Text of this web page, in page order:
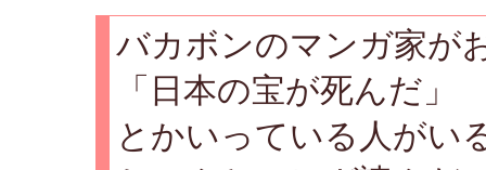
バカボンのマンガ家が
「日本の宝が死んだ」
とかいっている人がい